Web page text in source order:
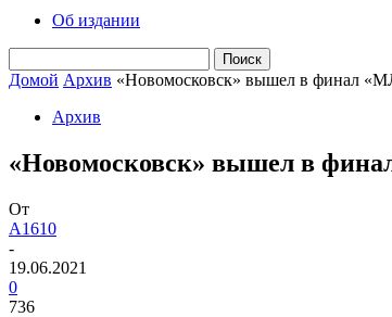
Об издании
Домой Архив «Новомосковск» вышел в финал
Архив
«Новомосковск» вышел в
От
A1610
-
19.06.2021
0
736